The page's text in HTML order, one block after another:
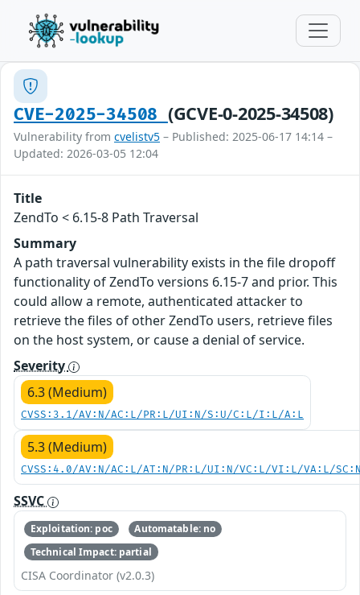
CVE-2025-34508 (GCVE-0-2025-34508)
Vulnerability from cvelistv5 – Published: 2025-06-17 14:14 –
Updated: 2026-03-05 12:04
Title
ZendTo < 6.15-8 Path Traversal
Summary
A path traversal vulnerability exists in the file dropoff
functionality of ZendTo versions 6.15-7 and prior. This
could allow a remote, authenticated attacker to
retrieve the files of other ZendTo users, retrieve files
on the host system, or cause a denial of service.
Severity
6.3 (Medium)
CVSS:3.1/AV:N/AC:L/PR:L/UI:N/S:U/C:L/I:L/A:L
5.3 (Medium)
CVSS:4.0/AV:N/AC:L/AT:N/PR:L/UI:N/VC:L/VI:L/VA:L/
SSVC
Exploitation: poc
Automatable: no
Technical Impact: partial
CISA Coordinator (v2.0.3)